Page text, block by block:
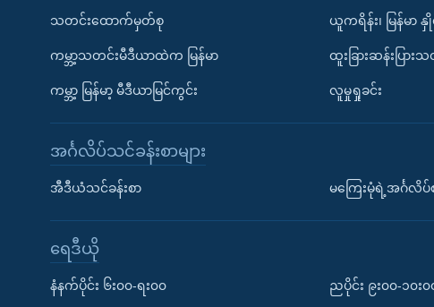
သတင်းထောက်မှတ်စု
ကမ္ဘာ့သတင်းမီဒီယာထဲက မြန်မာ
ကမ္ဘာ့ မြန်မာ့ မီဒီယာမြင်ကွင်း
ယူကရိန်း၊ မြန်မာ
ထူးခြားဆန်းပြားသ
လူမှုရှုခင်း
အင်္ဂလိပ်သင်ခန်းစာများ
အီဒီယံသင်ခန်းစာ မကြေးမုံရဲ့အင်္ဂလိပ်
ရေဒီယို
နံနက်ပိုင်း ၆း၀၀-ရး၀၀ ညပိုင်း ၉း၀၀-၁၀း၀